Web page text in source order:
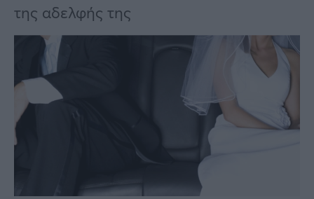
Γυναίκα
Καιρός
της αδελφής της